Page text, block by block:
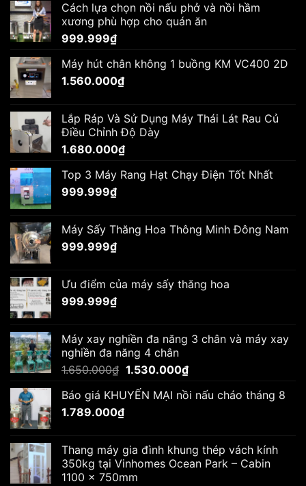
là:
1.680.000₫.
tại
là:
Cách lựa chọn nồi nấu phở và nồi hầm
xương phù hợp cho quán ăn
999.999₫
Máy hút chân không 1 buồng KM VC400 2D
1.560.000₫
Lắp Ráp Và Sử Dụng Máy Thái Lát Rau Củ
Điều Chỉnh Độ Dày
1.680.000₫
Top 3 Máy Rang Hạt Chạy Điện Tốt Nhất
999.999₫
Máy Sấy Thăng Hoa Thông Minh Đông Nam
999.999₫
Ưu điểm của máy sấy thăng hoa
999.999₫
Máy xay nghiền đa năng 3 chân và máy xay
nghiền đa năng 4 chân
1.650.000₫ Giá
là:
1.530.000₫Giá
tại
Báo giá KHUYẾN MẠI nồi nấu cháo tháng 8
1.789.000₫
Thang máy gia đình khung thép vách kính
350kg tại Vinhomes Ocean Park – Cabin
1100 x 750mm